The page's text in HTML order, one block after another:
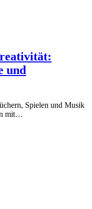
und
Spielen und Musik
mit…